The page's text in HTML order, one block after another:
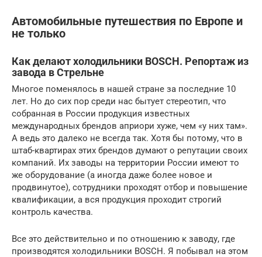
Автомобильные путешествия по Европе и
не только
Как делают холодильники BOSCH. Репортаж из
завода в Стрельне
Многое поменялось в нашей стране за последние 10
лет. Но до сих пор среди нас бытует стереотип, что
собранная в России продукция известных
международных брендов априори хуже, чем «у них там».
А ведь это далеко не всегда так. Хотя бы потому, что в
штаб-квартирах этих брендов думают о репутации своих
компаний. Их заводы на территории России имеют то
же оборудование (а иногда даже более новое и
продвинутое), сотрудники проходят отбор и повышение
квалификации, а вся продукция проходит строгий
контроль качества.
Все это действительно и по отношению к заводу, где
производятся холодильники BOSCH. Я побывал на этом